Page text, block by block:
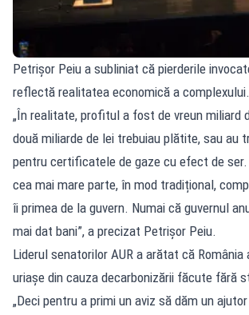
Petrișor Peiu a subliniat că pierderile
reflectă realitatea economică a complexului.
„În realitate, profitul a fost de vreun miliard
două miliarde de lei trebuiau plătite, sau au
pentru certificatele de gaze cu efect de ser.
cea mai mare parte, în mod tradițional,
îi primea de la guvern. Numai că guvernul
mai dat bani”, a precizat Petrișor Peiu.
Liderul senatorilor AUR a arătat că România
uriașe din cauza decarbonizării făcute fără
„Deci pentru a primi un aviz să dăm un